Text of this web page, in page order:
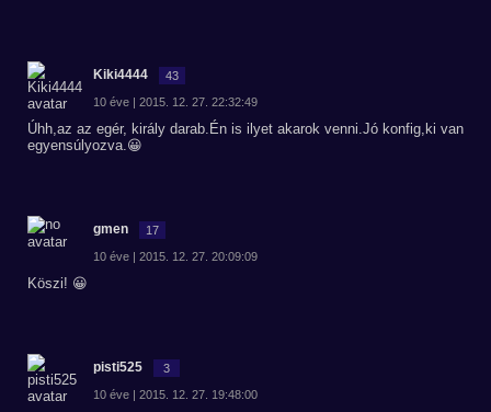
Kiki4444 43
10 éve | 2015. 12. 27. 22:32:49
Úhh,az az egér, király darab.Én is ilyet akarok venni.Jó konfig,ki van
egyensúlyozva.😀
gmen 17
10 éve | 2015. 12. 27. 20:09:09
Köszi! 😀
pisti525 3
10 éve | 2015. 12. 27. 19:48:00